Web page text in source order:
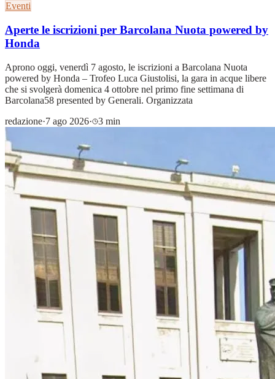
Eventi
Aperte le iscrizioni per Barcolana Nuota powered by
Honda
Aprono oggi, venerdì 7 agosto, le iscrizioni a Barcolana Nuota
powered by Honda – Trofeo Luca Giustolisi, la gara in acque libere
che si svolgerà domenica 4 ottobre nel primo fine settimana di
Barcolana58 presented by Generali. Organizzata
redazione·7 ago 2026· 3 min